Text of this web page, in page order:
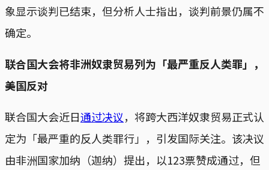
象显示谈判已结束，但分析人士指出，谈判前景仍属不
确定。
联合国大会将非洲奴隶贸易列为「最严重反人类罪」，
美国反对
联合国大会近日通过决议，将跨大西洋奴隶贸易正式认
定为「最严重的反人类罪行」，引发国际关注。该决议
由非洲国家加纳（迦纳）提出，以123票赞成通过，但